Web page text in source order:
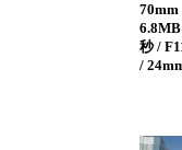
70mm
秒 /
/